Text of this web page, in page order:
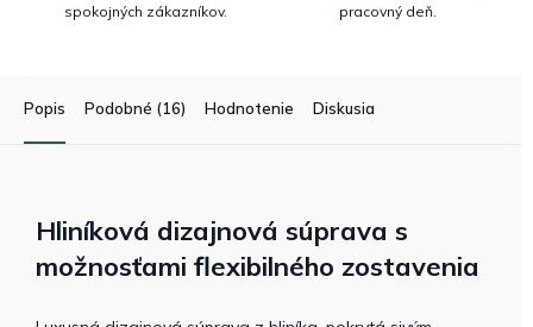
spokojných zákazníkov.
pracovný deň.
Popis Podobné (16) Hodnotenie Diskusia
Hliníková dizajnová súprava s
možnosťami flexibilného zostavenia